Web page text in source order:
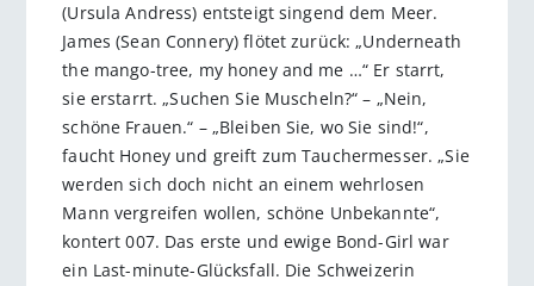
(Ursula Andress) entsteigt singend dem Meer.
James (Sean Connery) flötet zurück: „Underneath
the mango-tree, my honey and me …“ Er starrt,
sie erstarrt. „Suchen Sie Muscheln?“ – „Nein,
schöne Frauen.“ – „Bleiben Sie, wo Sie sind!“,
faucht Honey und greift zum Tauchermesser. „Sie
werden sich doch nicht an einem wehrlosen
Mann vergreifen wollen, schöne Unbekannte“,
kontert 007. Das erste und ewige Bond-Girl war
ein Last-minute-Glücksfall. Die Schweizerin